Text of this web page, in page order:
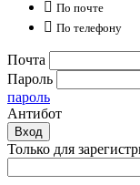
 По почте
 По телефону
Почта
Пароль
пароль
Антибот
Вход
Только для